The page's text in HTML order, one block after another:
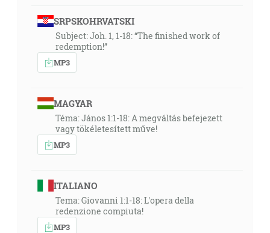
SRPSKOHRVATSKI
Subject: Joh. 1, 1-18: “The finished work of
redemption!”
MP3
MAGYAR
Téma: János 1:1-18: A megváltás befejezett
vagy tökéletesített műve!
MP3
ITALIANO
Tema: Giovanni 1:1-18: L'opera della
redenzione compiuta!
MP3